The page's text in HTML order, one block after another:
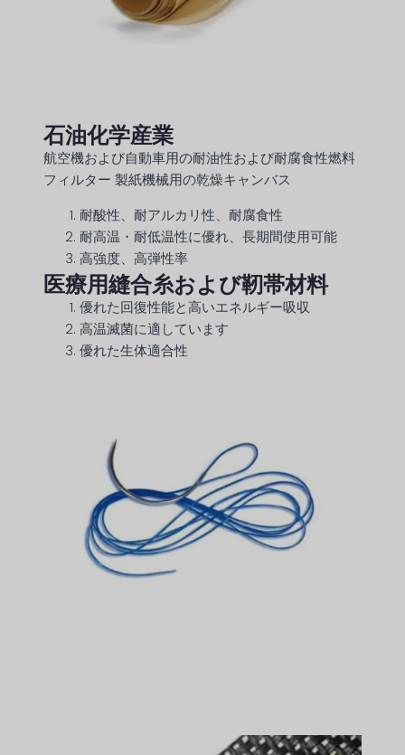
石油化学産業
航空機および自動車用の耐油性および耐腐食性燃料
フィルター 製紙機械用の乾燥キャンバス
耐酸性、耐アルカリ性、耐腐食性
耐高温・耐低温性に優れ、長期間使用可能
高強度、高弾性率
医療用縫合糸および靭帯材料
優れた回復性能と高いエネルギー吸収
高温滅菌に適しています
優れた生体適合性